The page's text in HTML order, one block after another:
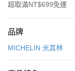
超取滿NT$699免運
信用卡一次付款
品牌
MICHELIN 米其林